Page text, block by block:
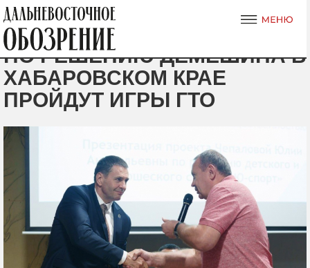
ПО РЕШЕНИЮ ДЕМЕШИНА В
ХАБАРОВСКОМ КРАЕ
ПРОЙДУТ ИГРЫ ГТО